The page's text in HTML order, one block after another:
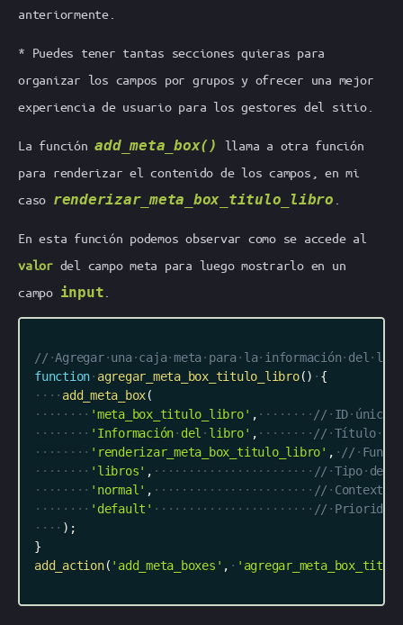
anteriormente.
* Puedes tener tantas secciones quieras para
organizar los campos por grupos y ofrecer una mejor
experiencia de usuario para los gestores del sitio.
La funciónadd_meta_box()
llama a otra función
para renderizar el contenido de los campos, en mi
caso renderizar_meta_box_titulo_libro
En esta función podemos observar como se accede al
valordel campo meta para luego mostrarlo en un
campo input
// Agregar una caja meta para la información del
function agregar_meta_box_titulo_libro()
{
add_meta_box(
'meta_box_titulo_libro' , // ID único
'Información del libro' , // Título
'renderizar_meta_box_titulo_libro' , //
'libros' , // Tipo de
'normal' , // Contexto
'default'
//
Prioridad
) ;
}
add_action( 'add_meta_boxes' ,